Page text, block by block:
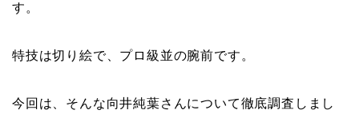
す。
特技は切り絵で、プロ級並の腕前です。
今回は、そんな向井純葉さんについて徹底調査しまし